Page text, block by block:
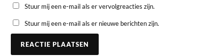
Stuur mij een e-mail als er vervolgreacties zijn.
Stuur mij een e-mail als er nieuwe berichten zijn.